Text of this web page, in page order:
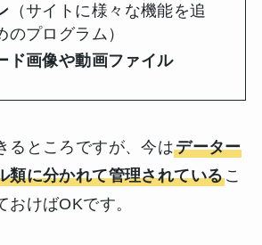
（サイトに様々な機能を追
のプログラム）
ド画像や動画ファイル
るところですが、今はデーター
類に分かれて管理されているこ
おけばOKです。